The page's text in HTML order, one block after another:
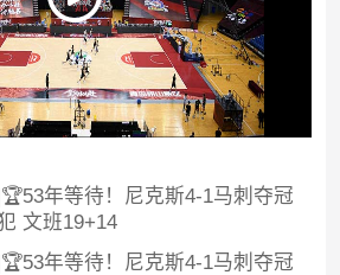
年等待！尼克斯4-1马刺夺冠
文班19+14
年等待！尼克斯4-1马刺夺冠